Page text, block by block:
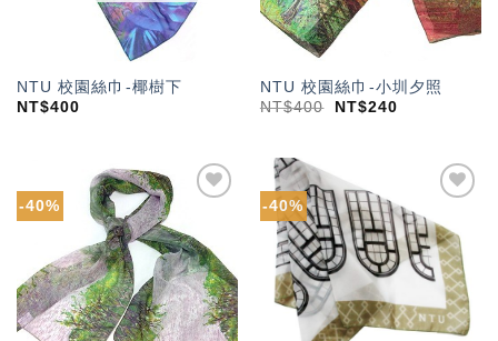
NTU 校園絲巾-椰樹下
NT$400
NTU 校園絲巾-小圳夕照
NT$400 NT$240
-40%
望輕
單」
-40%
「願
望輕
單」